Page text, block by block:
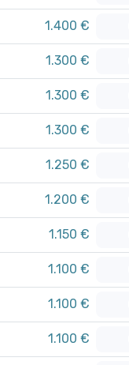
1.400 €
1.300 €
1.300 €
1.300 €
1.250 €
1.200 €
1.150 €
1.100 €
1.100 €
1.100 €